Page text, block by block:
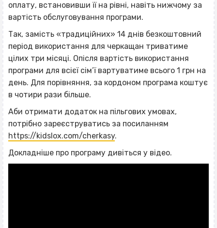
оплату, встановивши її на рівні, навіть нижчому за
вартість обслуговування програми.
Так, замість «традиційних» 14 днів безкоштовний
період використання для черкащан триватиме
цілих три місяці. Опісля вартість використання
програми для всієї сім’ї вартуватиме всього 1 грн на
день. Для порівняння, за кордоном програма коштує
в чотири рази більше.
Аби отримати додаток на пільгових умовах,
потрібно зареєструватись за посиланням
https://kidslox.com/cherkasy.
Докладніше про програму дивіться у відео.